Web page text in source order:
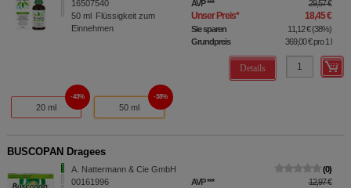
16507540
50 ml Flüssigkeit zum
Einnehmen
AVP*** 29,57 €
Unser Preis* 18,45 €
Sie sparen 11,12 €(38%)
Grundpreis
369,00 €pro 1 l
Details
20 ml
43%
50 ml
38%
BUSCOPAN Dragees
A. Nattermann & Cie GmbH
00161996
0
AVP*** 12,97 €